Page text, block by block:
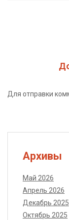
Для отправки
Архивы
Май 2026
Апрель 2026
Декабрь 2025
Октябрь 2025